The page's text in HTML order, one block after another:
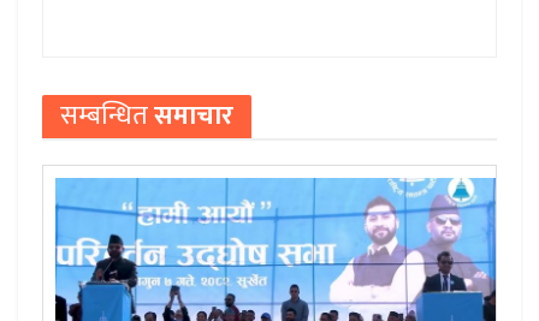
सम्बन्धितसमाचार